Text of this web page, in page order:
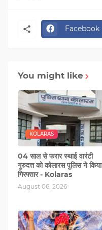
Facebook
You might like
KOLARAS
04 साल से फरार स्थाई वारंटी
गुरुदत्त को कोलारस पुलिस ने किया
गिरफ्तार - Kolaras
August 06, 2026